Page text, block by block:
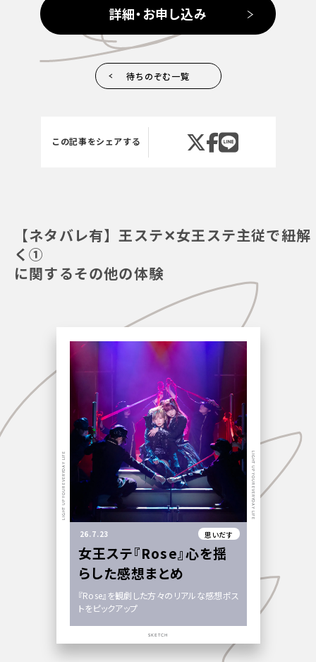
詳細・お申し込み
待ちのぞむ一覧
この記事をシェアする
【ネタバレ有】王ステ✕女王ステ主従で紐解
く①
に関するその他の体験
26.7.23 思いだす
女王ステ『Rose』心を揺
らした感想まとめ
『Rose』を観劇した方々のリアルな感想ポス
トをピックアップ
LIGHT UP YOUR EVERYDAY LIFE LIGHT UP YOUR EVERYDAY LIFE
SKETCH